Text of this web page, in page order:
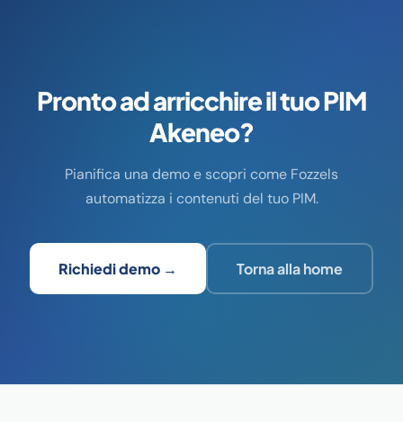
Pronto ad arricchire il tuo PIM
Akeneo?
Pianifica una demo e scopri come Fozzels
automatizza i contenuti del tuo PIM.
Richiedi demo → Torna alla home